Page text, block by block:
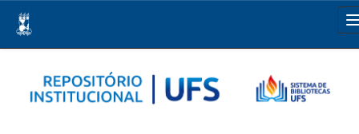
navigation